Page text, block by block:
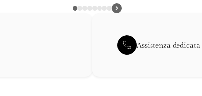
Assistenza dedicata